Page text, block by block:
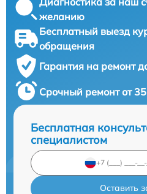
желанию
Бесплатный выезд
обращения
Гарантия на ремонт
Срочный ремонт от
Бесплатная
специалистом
Оставить